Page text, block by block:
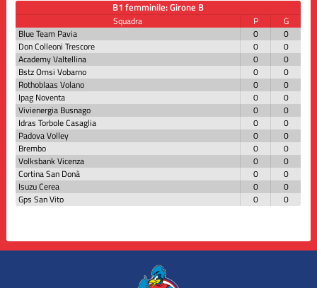
B1 femminile: Girone B
Squadra P
G
Blue Team Pavia
0
0
Don Colleoni Trescore
0
0
Academy Valtellina
0
0
Bstz Omsi Vobarno
0
0
Rothoblaas Volano
0
0
Ipag Noventa
0
0
Vivienergia Busnago
0
0
Idras Torbole Casaglia
0
0
Padova Volley
0
0
Brembo
0
0
Volksbank Vicenza
0
0
Cortina San Donà
0
0
Isuzu Cerea
0
0
Gps San Vito
0 0